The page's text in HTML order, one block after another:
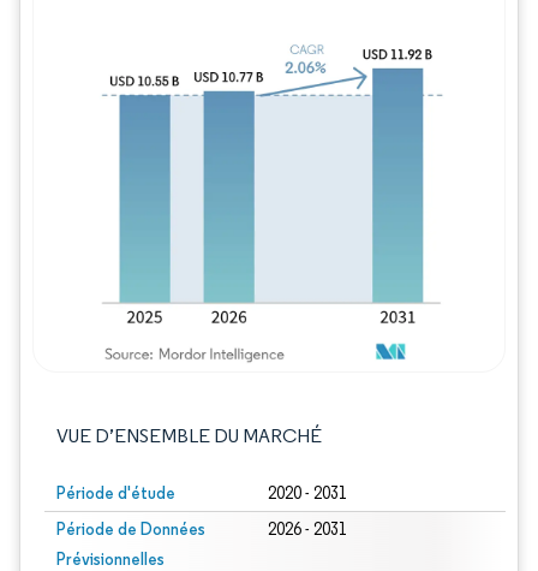
VUE D’ENSEMBLE DU MARCHÉ
Période d'étude 2020 - 2031
Période de Données
Prévisionnelles
2026 - 2031